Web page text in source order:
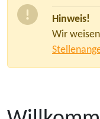
Hinweis!
Wir